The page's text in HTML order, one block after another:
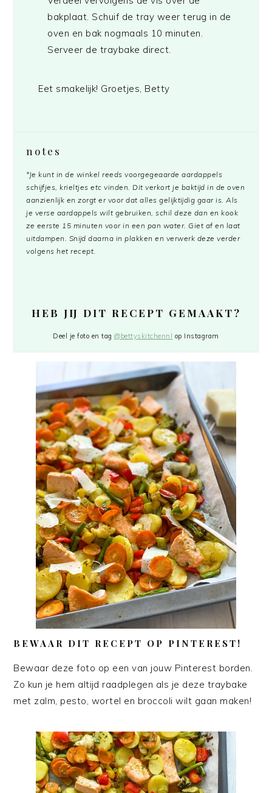
bakplaat. Schuif de tray weer terug in de
oven en bak nogmaals 10 minuten.
Serveer de traybake direct.
Eet smakelijk! Groetjes, Betty
notes
*Je kunt in de winkel reeds voorgegeaarde aardappels
schijfjes, krieltjes etc vinden. Dit verkort je baktijd in de oven
aanzienlijk en zorgt er voor dat alles gelijktijdig gaar is. Als
je verse aardappels wilt gebruiken, schil deze dan en kook
ze eerste 15 minuten voor in een pan water. Giet af en laat
uitdampen. Snijd daarna in plakken en verwerk deze verder
volgens het recept.
HEB JIJ DIT RECEPT GEMAAKT?
Deel je foto en tag@bettyskitchennl op Instagram
BEWAAR DIT RECEPT OP PINTEREST!
Bewaar deze foto op een van jouw Pinterest borden.
Zo kun je hem altijd raadplegen als je deze traybake
met zalm, pesto, wortel en broccoli wilt gaan maken!